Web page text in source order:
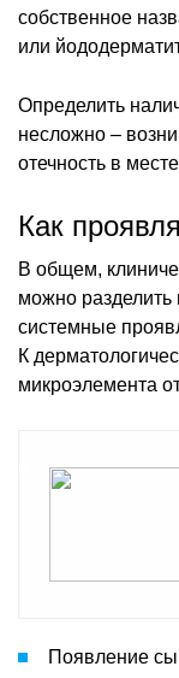
собственное
или
Определить
несложно –
отечность в
Как
В общем,
можно разделить
системные
К
микроэлемента
Появление